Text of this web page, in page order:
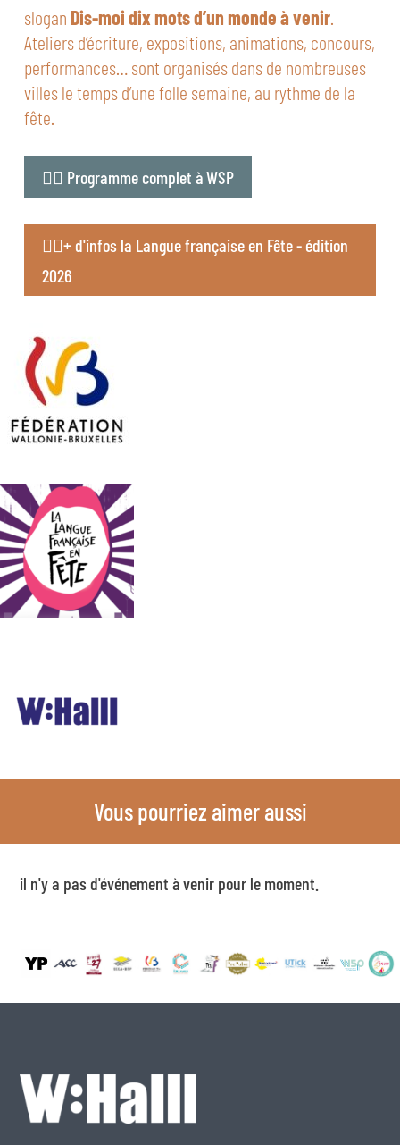
slogan Dis-moi dix mots d’un monde à venir.
Ateliers d’écriture, expositions, animations, concours,
performances… sont organisés dans de nombreuses
villes le temps d’une folle semaine, au rythme de la
fête.
👉🏻 Programme complet à WSP
👉🏻+ d'infos la Langue française en Fête - édition
2026
Vous pourriez aimer aussi
il n'y a pas d'événement à venir pour le moment.